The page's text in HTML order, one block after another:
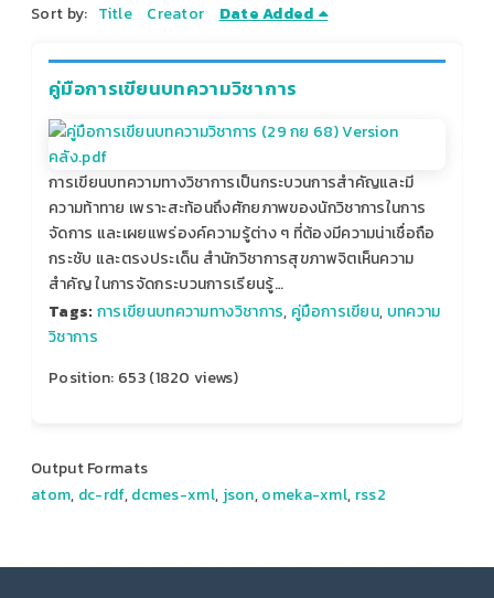
Sort by: Title Creator Date Added
คู่มือการเขียนบทความวิชาการ
การเขียนบทความทางวิชาการเป็นกระบวนการสำคัญและมี
ความท้าทาย เพราะสะท้อนถึงศักยภาพของนักวิชาการในการ
จัดการ และเผยแพร่องค์ความรู้ต่าง ๆ ที่ต้องมีความน่าเชื่อถือ
กระชับ และตรงประเด็น สำนักวิชาการสุขภาพจิตเห็นความ
สำคัญ ในการจัดกระบวนการเรียนรู้…
Tags: การเขียนบทความทางวิชาการ, คู่มือการเขียน, บทความ
วิชาการ
Position: 653(1820 views)
Output Formats
atom, dc-rdf,dcmes-xml, json,omeka-xml, rss2